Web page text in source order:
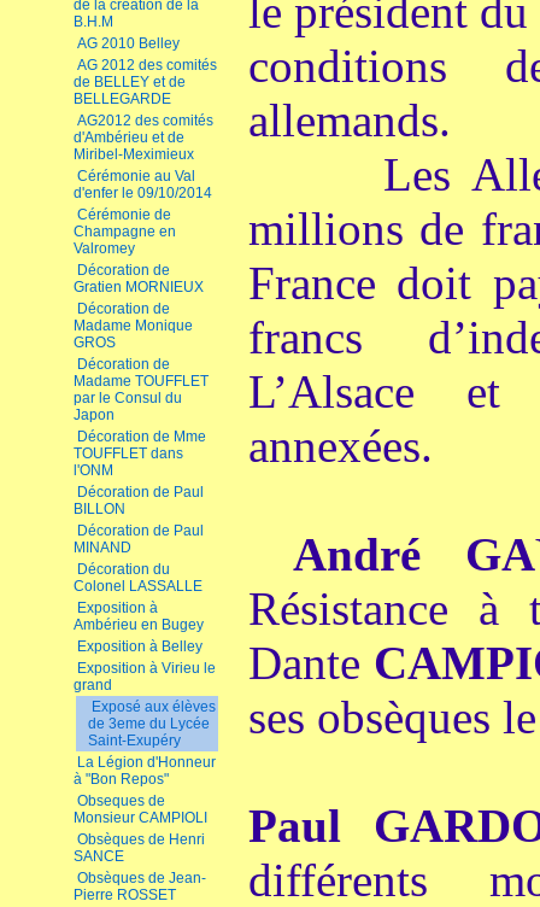
de la création de la
B.H.M
AG 2010 Belley
AG 2012 des comités
de BELLEY et de
BELLEGARDE
AG2012 des comités
d'Ambérieu et de
Miribel-Meximieux
Cérémonie au Val
d'enfer le 09/10/2014
Cérémonie de
Champagne en
Valromey
Décoration de
Gratien MORNIEUX
Décoration de
Madame Monique
GROS
Décoration de
Madame TOUFFLET
par le Consul du
Japon
Décoration de Mme
TOUFFLET dans
l'ONM
Décoration de Paul
BILLON
Décoration de Paul
MINAND
Décoration du
Colonel LASSALLE
Exposition à
Ambérieu en Bugey
Exposition à Belley
Exposition à Virieu le
grand
Exposé aux élèves
de 3eme du Lycée
Saint-Exupéry
La Légion d'Honneur
à "Bon Repos"
Obseques de
Monsieur CAMPIOLI
Obsèques de Henri
SANCE
Obsèques de Jean-
Pierre ROSSET
le président
conditions
allemands.
Les
millions de
France doit
francs
L’Alsace
annexées.
André GA
Résistance à
Dante
ses obsèques
Paul
différents